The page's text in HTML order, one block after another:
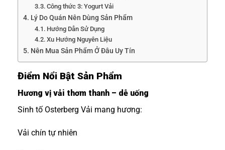
Công thức 3: Yogurt Vải
Lý Do Quán Nên Dùng Sản Phẩm
Hướng Dẫn Sử Dụng
Xu Hướng Nguyên Liệu
Nên Mua Sản Phẩm Ở Đâu Uy Tín
Điểm Nổi Bật Sản Phẩm
Hương vị vải thơm thanh – dễ uống
Sinh tố Osterberg Vải mang hương:
Vải chín tự nhiên